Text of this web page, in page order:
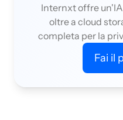
Internxt offre
oltre a cloud
completa per la
Fai il